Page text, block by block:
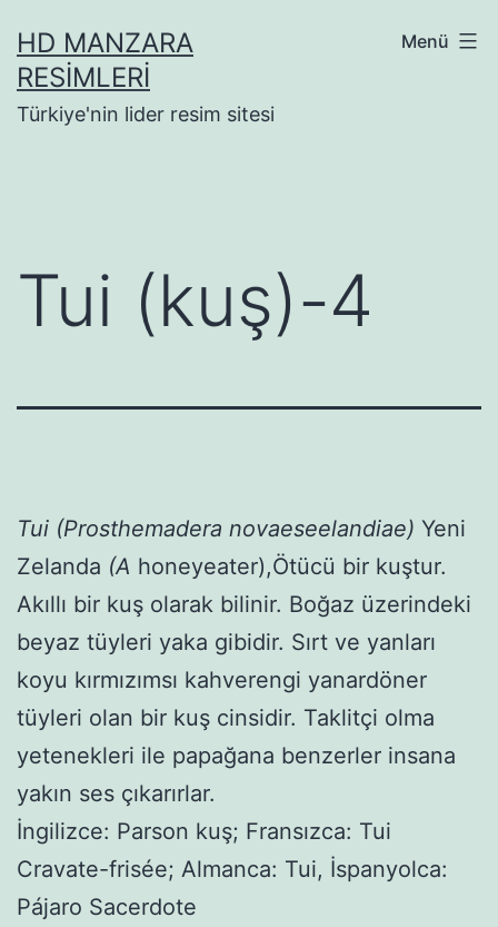
geçHD MANZARA
RESIMLERI
Türkiye'nin lider resim sitesi
Menü
Tui (kuş)-4
Tui (Prosthemadera novaeseelandiae) Yeni
Zelanda (A honeyeater),Ötücü bir kuştur.
Akıllı bir kuş olarak bilinir. Boğaz üzerindeki
beyaz tüyleri yaka gibidir. Sırt ve yanları
koyu kırmızımsı kahverengi yanardöner
tüyleri olan bir kuş cinsidir. Taklitçi olma
yetenekleri ile papağana benzerler insana
yakın ses çıkarırlar.
İngilizce: Parson kuş; Fransızca: Tui
Cravate-frisée; Almanca: Tui, İspanyolca:
Pájaro Sacerdote